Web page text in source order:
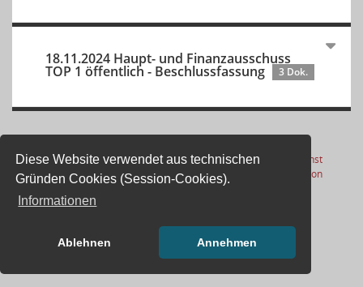
Diese Website verwendet aus technischen
Gründen Cookies (Session-Cookies).
Informationen
Ablehnen Annehmen
18.11.2024 Haupt- und Finanzausschuss
TOP 1 öffentlich - Beschlussfassung 3 Dok.
Letzte Änderung: 05.08.2026
17:01:13
Software:Sitzungsdienst
Session(Wird in